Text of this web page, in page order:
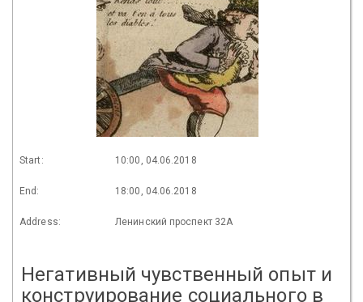
Start: 10:00, 04.06.2018
End: 18:00, 04.06.2018
Address: Ленинский проспект 32А
Негативный чувственный опыт и
конструирование социального в